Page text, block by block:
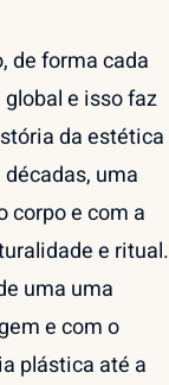
de forma cada
e isso faz
da estética
uma
corpo e com a
e ritual.
uma uma
e com o
plástica até a